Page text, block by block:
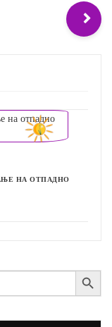
НА ОТПАДНО
Search Button